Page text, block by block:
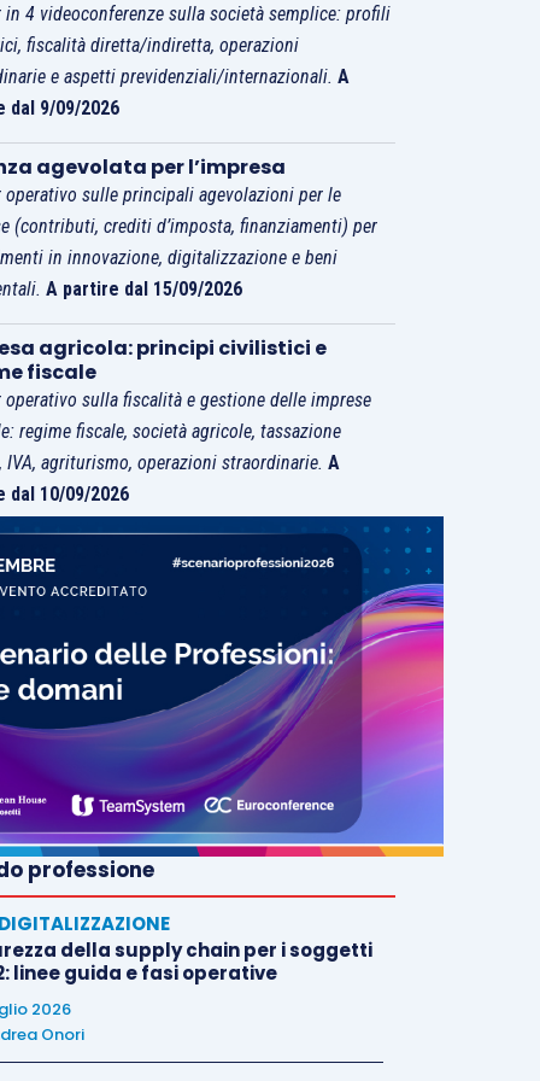
in 4 videoconferenze sulla società semplice: profili
fiscalità diretta/indiretta, operazioni
e aspetti previdenziali/internazionali.A
dal 9/09/2026
agevolata per l’impresa
operativo sulle principali agevolazioni per le
(contributi, crediti d’imposta, finanziamenti) per
in innovazione, digitalizzazione e beni
A partire dal 15/09/2026
agricola: principi civilistici e
fiscale
operativo sulla fiscalità e gestione delle imprese
regime fiscale, società agricole, tassazione
IVA, agriturismo, operazioni straordinarie.A
dal 10/09/2026
professione
della supply chain per i soggetti
linee guida e fasi operative
2026
Onori